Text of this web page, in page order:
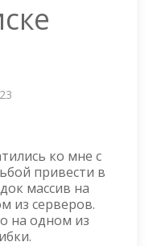
ко мне с
привести в
массив на
из серверов.
на одном из